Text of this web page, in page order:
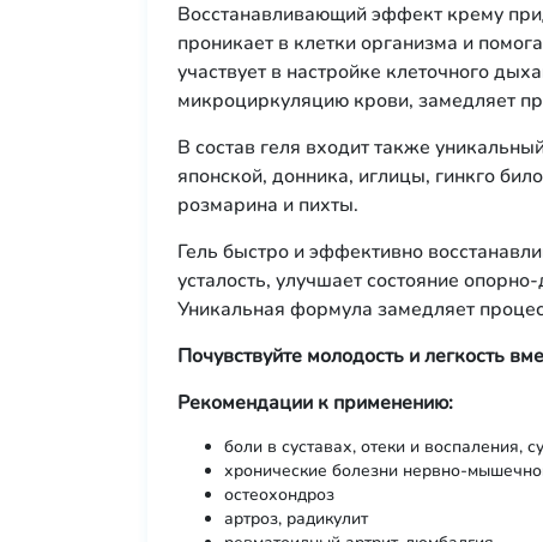
Восстанавливающий эффект крему
проникает в клетки организма и
участвует в настройке клеточного
микроциркуляцию крови, замедляет
В состав геля входит также
японской, донника, иглицы, гинкго
розмарина и пихты.
Гель быстро и эффективно
усталость, улучшает состояние
Уникальная формула замедляет
Почувствуйте молодость и легкость
Рекомендации к применению:
боли в суставах, отеки и воспаления,
хронические болезни нервно-
остеохондроз
артроз, радикулит